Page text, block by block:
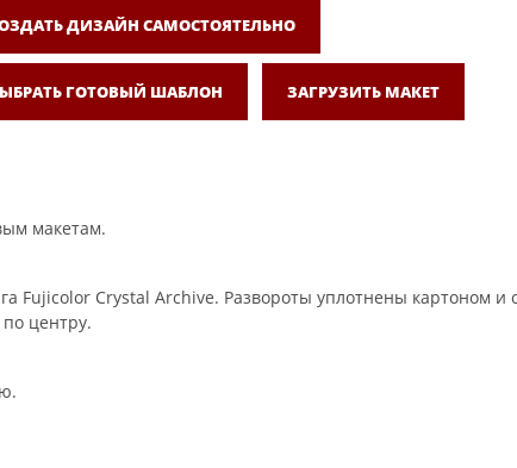
ДИЗАЙН САМОСТОЯТЕЛЬНО
ГОТОВЫЙ ШАБЛОН ЗАГРУЗИТЬ МАКЕТ
макетам.
Fujicolor Crystal Archive. Развороты уплотнены картоном и
центру.